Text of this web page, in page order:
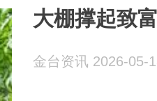
大棚撑起致
金台资讯 2026-05-